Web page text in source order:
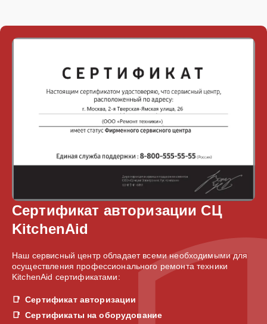
Сертификат авторизации СЦ
KitchenAid
Наш сервисный центр обладает всеми необходимыми для
осуществления профессионального ремонта техники
KitchenAid сертификатами:
Сертификат авторизации
Сертификаты на оборудование